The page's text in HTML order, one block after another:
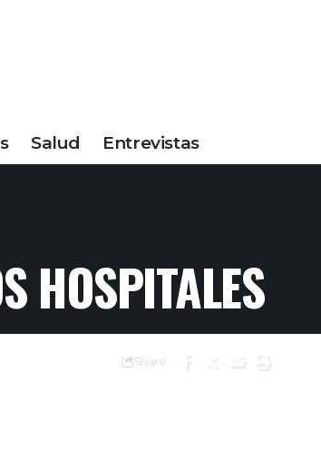
Salud Entrevistas
HOSPITALES
Share